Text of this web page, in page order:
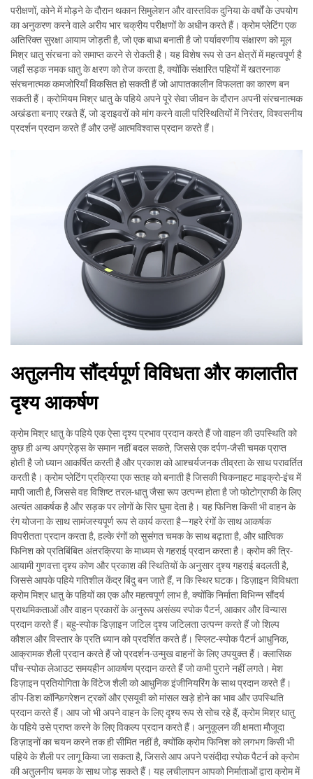
परीक्षणों, कोने में मोड़ने के दौरान थकान सिमुलेशन और वास्तविक दुनिया के वर्षों के उपयोग
का अनुकरण करने वाले अरीय भार चक्रीय परीक्षणों के अधीन करते हैं। क्रोम प्लेटिंग एक
अतिरिक्त सुरक्षा आयाम जोड़ती है, जो एक बाधा बनाती है जो पर्यावरणीय संक्षारण को मूल
मिश्र धातु संरचना को समाप्त करने से रोकती है। यह विशेष रूप से उन क्षेत्रों में महत्वपूर्ण है
जहाँ सड़क नमक धातु के क्षरण को तेज करता है, क्योंकि संक्षारित पहियों में खतरनाक
संरचनात्मक कमजोरियाँ विकसित हो सकती हैं जो आपातकालीन विफलता का कारण बन
सकती हैं। क्रोमियम मिश्र धातु के पहिये अपने पूरे सेवा जीवन के दौरान अपनी संरचनात्मक
अखंडता बनाए रखते हैं, जो ड्राइवरों को मांग करने वाली परिस्थितियों में निरंतर, विश्वसनीय
प्रदर्शन प्रदान करते हैं और उन्हें आत्मविश्वास प्रदान करते हैं।
अतुलनीय सौंदर्यपूर्ण विविधता और कालातीत
दृश्य आकर्षण
क्रोम मिश्र धातु के पहिये एक ऐसा दृश्य प्रभाव प्रदान करते हैं जो वाहन की उपस्थिति को
कुछ ही अन्य अपग्रेड्स के समान नहीं बदल सकते, जिससे एक दर्पण-जैसी चमक प्राप्त
होती है जो ध्यान आकर्षित करती है और प्रकाश को आश्चर्यजनक तीव्रता के साथ परावर्तित
करती है। क्रोम प्लेटिंग प्रक्रिया एक सतह को बनाती है जिसकी चिकनाहट माइक्रो-इंच में
मापी जाती है, जिससे वह विशिष्ट तरल-धातु जैसा रूप उत्पन्न होता है जो फोटोग्राफी के लिए
अत्यंत आकर्षक है और सड़क पर लोगों के सिर घुमा देता है। यह फिनिश किसी भी वाहन के
रंग योजना के साथ सामंजस्यपूर्ण रूप से कार्य करता है—गहरे रंगों के साथ आकर्षक
विपरीतता प्रदान करता है, हल्के रंगों को सुसंगत चमक के साथ बढ़ाता है, और धात्विक
फिनिश को प्रतिबिंबित अंतरक्रिया के माध्यम से गहराई प्रदान करता है। क्रोम की त्रि-
आयामी गुणवत्ता दृश्य कोण और प्रकाश की स्थितियों के अनुसार दृश्य गहराई बदलती है,
जिससे आपके पहिये गतिशील केंद्र बिंदु बन जाते हैं, न कि स्थिर घटक। डिज़ाइन विविधता
क्रोम मिश्र धातु के पहियों का एक और महत्वपूर्ण लाभ है, क्योंकि निर्माता विभिन्न सौंदर्य
प्राथमिकताओं और वाहन प्रकारों के अनुरूप असंख्य स्पोक पैटर्न, आकार और विन्यास
प्रदान करते हैं। बहु-स्पोक डिज़ाइन जटिल दृश्य जटिलता उत्पन्न करते हैं जो शिल्प
कौशल और विस्तार के प्रति ध्यान को प्रदर्शित करते हैं। स्प्लिट-स्पोक पैटर्न आधुनिक,
आक्रामक शैली प्रदान करते हैं जो प्रदर्शन-उन्मुख वाहनों के लिए उपयुक्त हैं। क्लासिक
पाँच-स्पोक लेआउट समयहीन आकर्षण प्रदान करते हैं जो कभी पुराने नहीं लगते। मेश
डिज़ाइन प्रतियोगिता के विंटेज शैली को आधुनिक इंजीनियरिंग के साथ प्रदान करते हैं।
डीप-डिश कॉन्फ़िगरेशन ट्रकों और एसयूवी को मांसल खड़े होने का भाव और उपस्थिति
प्रदान करते हैं। आप जो भी अपने वाहन के लिए दृश्य रूप से सोच रहे हैं, क्रोम मिश्र धातु
के पहिये उसे प्राप्त करने के लिए विकल्प प्रदान करते हैं। अनुकूलन की क्षमता मौजूदा
डिज़ाइनों का चयन करने तक ही सीमित नहीं है, क्योंकि क्रोम फिनिश को लगभग किसी भी
पहिये के शैली पर लागू किया जा सकता है, जिससे आप अपने पसंदीदा स्पोक पैटर्न को क्रोम
की अतुलनीय चमक के साथ जोड़ सकते हैं। यह लचीलापन आपको निर्माताओं द्वारा क्रोम में